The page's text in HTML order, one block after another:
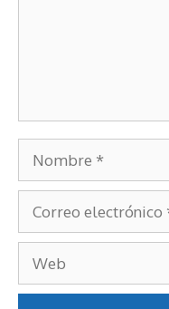
Nombre
Correo
electrónico
Web